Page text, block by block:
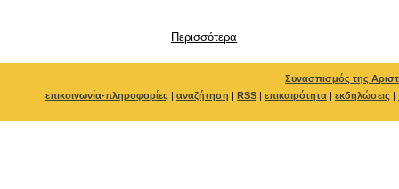
Περισσότερα
Συνασπισμός της
επικοινωνία-πληροφορίες | αναζήτηση | RSS | επικαιρότητα | εκδηλώσεις |